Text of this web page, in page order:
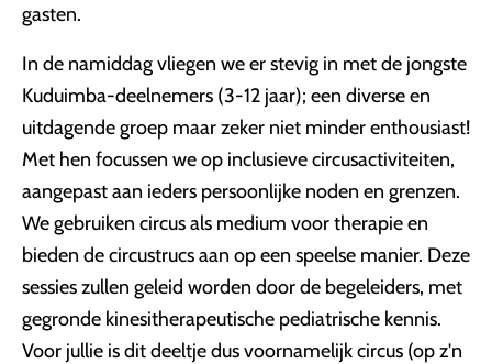
gasten.
In de namiddag vliegen we er stevig in met de jongste
Kuduimba-deelnemers (3-12 jaar); een diverse en
uitdagende groep maar zeker niet minder enthousiast!
Met hen focussen we op inclusieve circusactiviteiten,
aangepast aan ieders persoonlijke noden en grenzen.
We gebruiken circus als medium voor therapie en
bieden de circustrucs aan op een speelse manier. Deze
sessies zullen geleid worden door de begeleiders, met
gegronde kinesitherapeutische pediatrische kennis.
Voor jullie is dit deeltje dus voornamelijk circus (op z'n